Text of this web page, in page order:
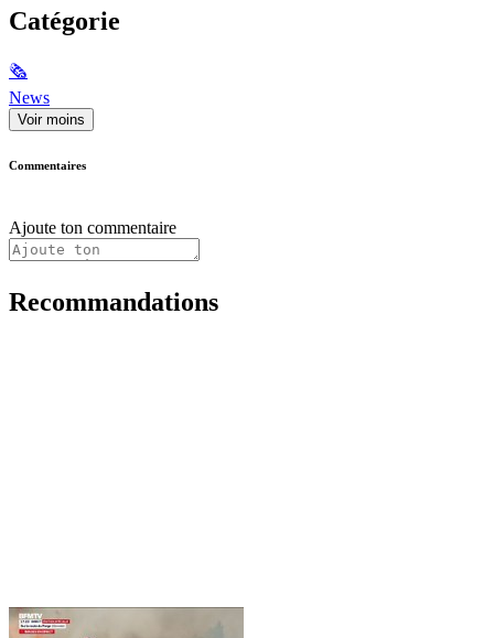
Catégorie
🗞
News
Voir moins
Commentaires
Ajoute ton commentaire
Recommandations